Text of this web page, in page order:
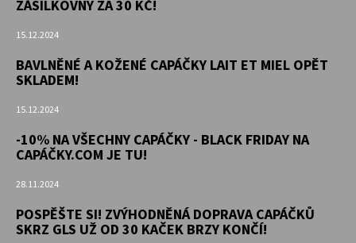
ZÁSILKOVNY ZA 30 KČ!
15.12.2024
BAVLNĚNÉ A KOŽENÉ CAPÁČKY LAIT ET MIEL OPĚT
SKLADEM!
15.12.2024
-10% NA VŠECHNY CAPÁČKY - BLACK FRIDAY NA
CAPÁČKY.COM JE TU!
28.11.2024
POSPĚŠTE SI! ZVÝHODNĚNÁ DOPRAVA CAPÁČKŮ
SKRZ GLS UŽ OD 30 KAČEK BRZY KONČÍ!